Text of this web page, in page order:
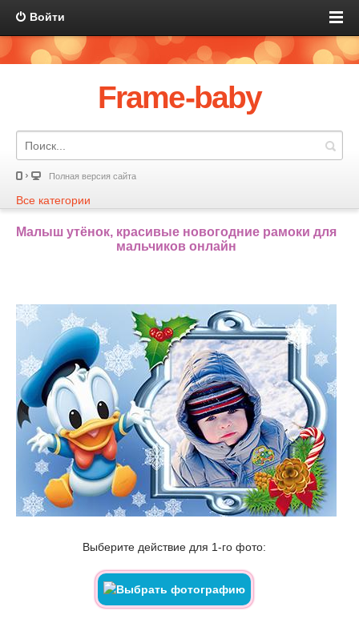
Войти
Frame-baby
Полная версия сайта
Все категории
Малыш утёнок, красивые новогодние рамоки для
мальчиков онлайн
Выберите действие для 1-го фото: